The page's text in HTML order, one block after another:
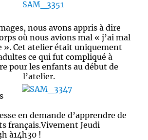
nous avons appris à dire
où nous avions mal « j’ai mal
». Cet atelier était uniquement
ce qui fut compliqué à
pour les enfants au début de
l’atelier.
en demande d’apprendre de
français.Vivement Jeudi
à14h30 !